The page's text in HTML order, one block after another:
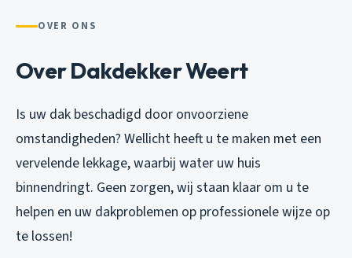
OVER ONS
Over Dakdekker Weert
Is uw dak beschadigd door onvoorziene
omstandigheden? Wellicht heeft u te maken met een
vervelende lekkage, waarbij water uw huis
binnendringt. Geen zorgen, wij staan klaar om u te
helpen en uw dakproblemen op professionele wijze op
te lossen!